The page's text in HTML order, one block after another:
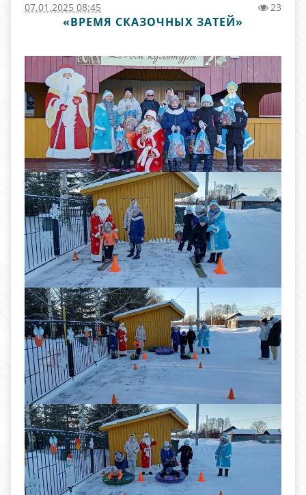
07.01.2025 08:45 23
«ВРЕМЯ СКАЗОЧНЫХ ЗАТЕЙ»